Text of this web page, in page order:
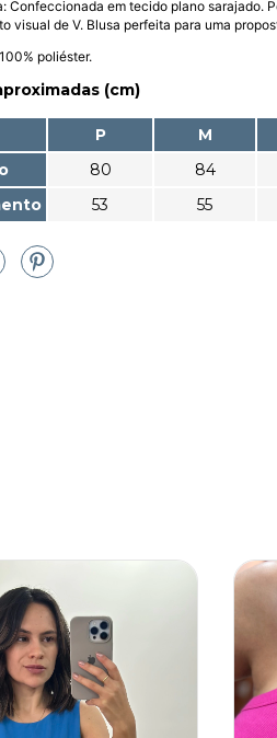
Confeccionada em tecido plano sarajado.
visual de V. Blusa perfeita para uma
poliéster.
(cm)
P M
80 84
53 55